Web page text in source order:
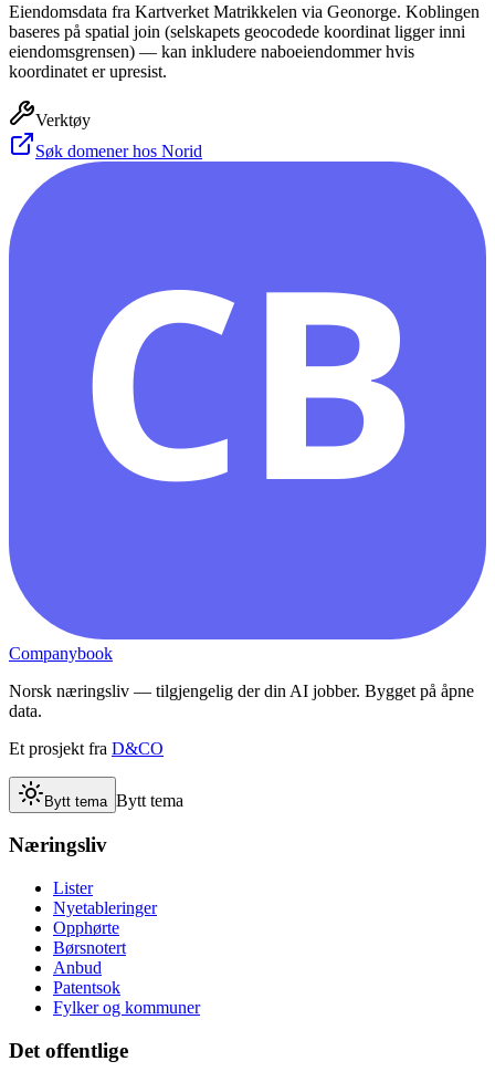
Eiendomsdata fra Kartverket Matrikkelen via Geonorge. Koblingen
baseres på spatial join (selskapets geocodede koordinat ligger inni
eiendomsgrensen) — kan inkludere naboeiendommer hvis
koordinatet er upresist.
Verktøy
Søk domener hos Norid
CB
Companybook
Norsk næringsliv — tilgjengelig der din AI jobber. Bygget på åpne
data.
Et prosjekt fra D&CO
Bytt tema Bytt tema
Næringsliv
Lister
Nyetableringer
Opphørte
Børsnotert
Anbud
Patentsok
Fylker og kommuner
Det offentlige